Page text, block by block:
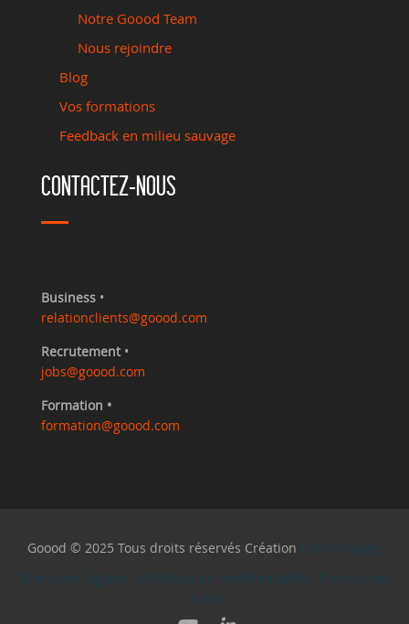
Notre Goood Team
Nous rejoindre
Blog
Vos formations
Feedback en milieu sauvage
CONTACTEZ-NOUS
Business •
relationclients@goood.com
Recrutement •
jobs@goood.com
Formation •
formation@goood.com
Goood © 2025 Tous droits réservés Création Com d'Happy
Mentions légales - Politique de confidentialité - Exercice de
droits